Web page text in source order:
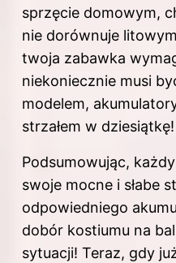
sprzęcie domowym,
nie dorównuje
twoja zabawka
niekoniecznie musi
modelem,
strzałem w dziesiątkę!
Podsumowując,
swoje mocne i słabe
odpowiedniego
dobór kostiumu na
sytuacji! Teraz, gdy